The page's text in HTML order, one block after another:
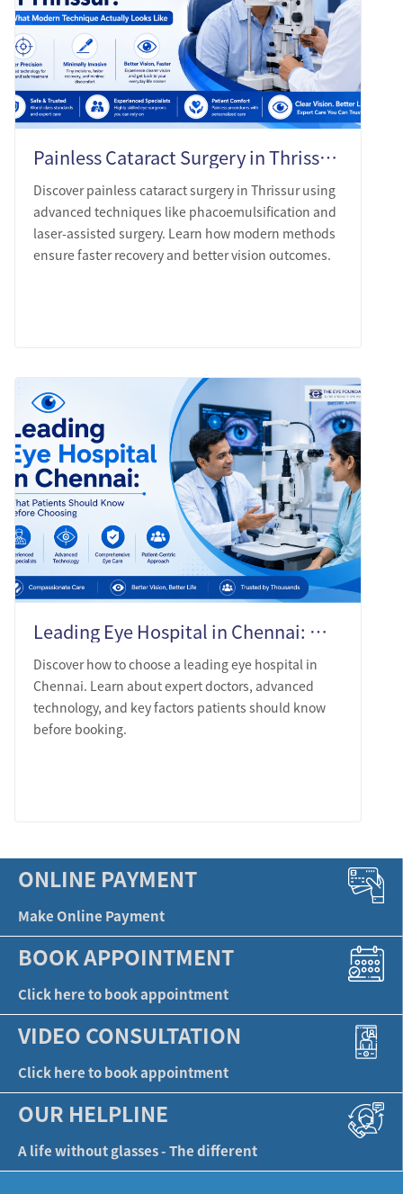
Painless Cataract Surgery in Thrissur: What Modern Technique Actually Looks Like
Discover painless cataract surgery in Thrissur using
advanced techniques like phacoemulsification and
laser-assisted surgery. Learn how modern methods
ensure faster recovery and better vision outcomes.
Leading Eye Hospital in Chennai: What Patients Should Know Before Choosing
Discover how to choose a leading eye hospital in
Chennai. Learn about expert doctors, advanced
technology, and key factors patients should know
before booking.
ONLINE PAYMENT
Make Online Payment
BOOK APPOINTMENT
Click here to book appointment
VIDEO CONSULTATION
Click here to book appointment
OUR HELPLINE
A life without glasses - The different